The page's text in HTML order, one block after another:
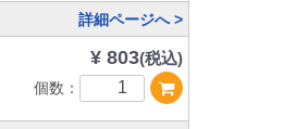
詳細ページへ >
¥ 803(税込)
個数：